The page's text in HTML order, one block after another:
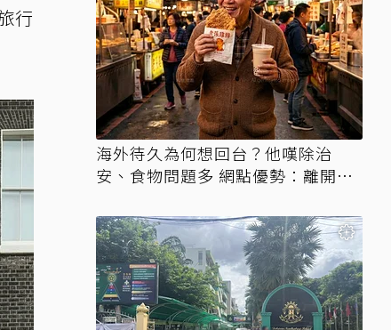
行
海外待久為何想回台？他嘆除治
安、食物問題多 網點優勢：離開才